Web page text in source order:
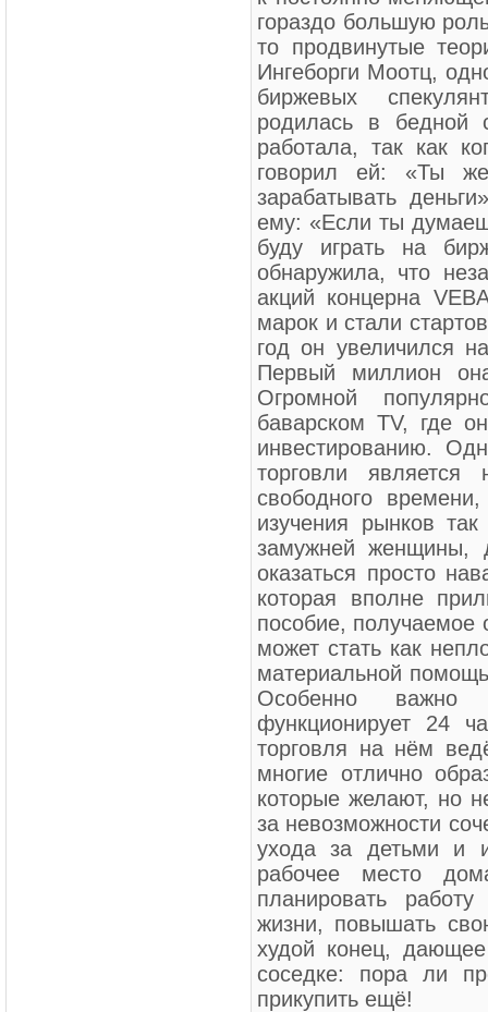
гораздо большую
то продвинутые
Ингеборги Моотц,
биржевых
родилась в
работала, так как
говорил ей: «Ты
зарабатывать
ему: «Если ты
буду играть на
обнаружила, что
акций концерна
марок и стали
год он увеличился
Первый миллион
Огромной
баварском TV, где
инвестированию.
торговли является
свободного
изучения рынков
замужней женщины,
оказаться просто
которая вполне
пособие, получаемое
может стать как
материальной
Особенно важно
функционирует 24
торговля на нём
многие отлично
которые желают, но
за невозможности
ухода за детьми и
рабочее место
планировать
жизни, повышать
худой конец, дающее
соседке: пора ли
прикупить ещё!